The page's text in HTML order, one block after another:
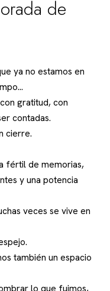
de
ya no estamos en
gratitud, con
contadas.
cierre.
fértil de memorias,
y una potencia
veces se vive en
también un espacio